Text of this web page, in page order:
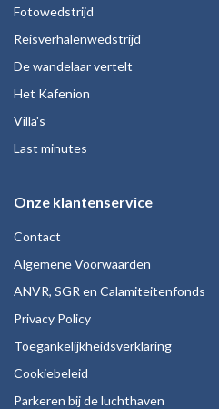
Fotowedstrijd
Reisverhalenwedstrijd
De wandelaar vertelt
Het Kafenion
Villa's
Last minutes
Onze klantenservice
Contact
Algemene Voorwaarden
ANVR, SGR en Calamiteitenfonds
Privacy Policy
Toegankelijkheidsverklaring
Cookiebeleid
Parkeren bij de luchthaven